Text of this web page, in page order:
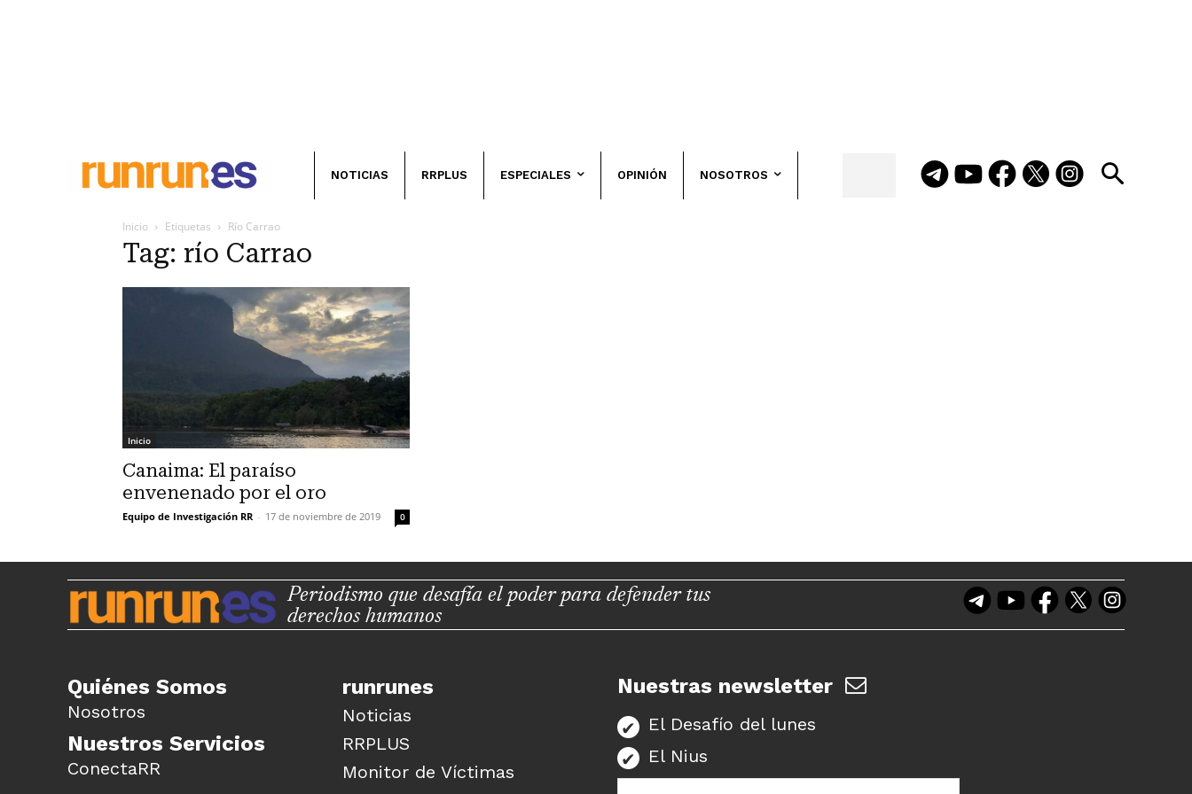
NOTICIAS RRPLUS ESPECIALES OPINIÓN NOSOTROS
Inicio Etiquetas Río Carrao
Tag: río Carrao
Inicio
Canaima: El paraíso
envenenado por el oro
Equipo de Investigación RR - 17 de noviembre de 2019 0
Periodismo que desafía el poder para defender tus
derechos humanos
Quiénes Somos
Nosotros
Nuestros Servicios
ConectaRR
runrunes
Noticias
RRPLUS
Monitor de Víctimas
Nuestras newsletter
El Desafío del lunes
El Nius